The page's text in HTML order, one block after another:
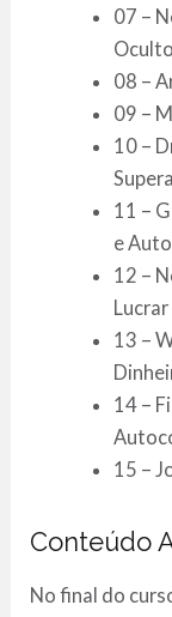
07 –
08 –
09 –
10 –
11 –
e
12 –
13 –
14 –
15 –
Conteúdo
No final do